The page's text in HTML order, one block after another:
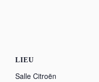
LIEU
Salle Citroën